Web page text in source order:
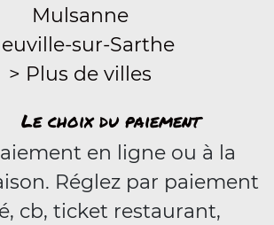
Mulsanne
sur-Sarthe
> Plus de villes
Le choix du paiement
en ligne ou à la
Réglez par paiement
cb, ticket restaurant,